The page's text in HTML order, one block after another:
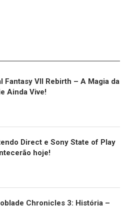
Fantasy VII Rebirth – A Magia da
Ainda Vive!
Direct e Sony State of Play
hoje!
Chronicles 3: História –